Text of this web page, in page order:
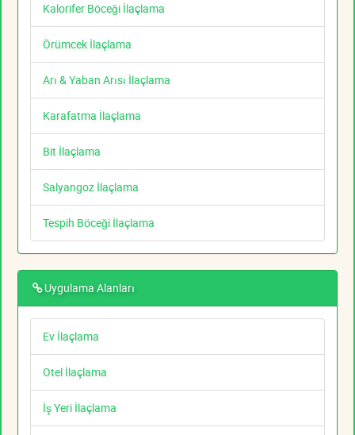
Kalorifer Böceği İlaçlama
Örümcek İlaçlama
Arı & Yaban Arısı İlaçlama
Karafatma İlaçlama
Bit İlaçlama
Salyangoz İlaçlama
Tespih Böceği İlaçlama
Uygulama Alanları
Ev İlaçlama
Otel İlaçlama
İş Yeri İlaçlama